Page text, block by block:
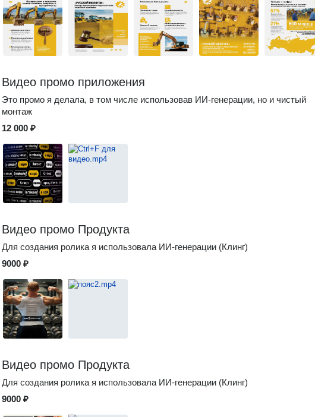
Видео промо приложения
Это промо я делала, в том числе использовав ИИ-генерации, но и чистый
монтаж
12 000 ₽
Видео промо Продукта
Для создания ролика я использовала ИИ-генерации (Клинг)
9000 ₽
Видео промо Продукта
Для создания ролика я использовала ИИ-генерации (Клинг)
9000 ₽